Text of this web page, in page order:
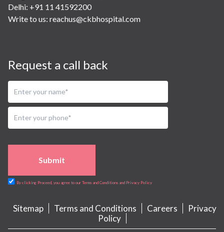
Delhi: +91 11 41592200
Write to us: reachus@ckbhospital.com
Request a call back
Submit
By clicking Proceed, you agree to our Terms and Conditions and Privacy Policy
Sitemap Terms and Conditions Careers
Privacy
Policy